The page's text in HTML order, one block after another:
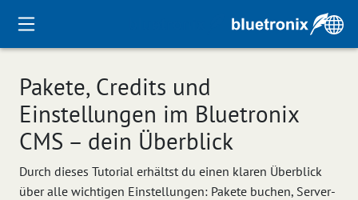
Pakete, Credits und
Einstellungen im Bluetronix
CMS – dein Überblick
Durch dieses Tutorial erhältst du einen klaren Überblick
über alle wichtigen Einstellungen: Pakete buchen, Server-